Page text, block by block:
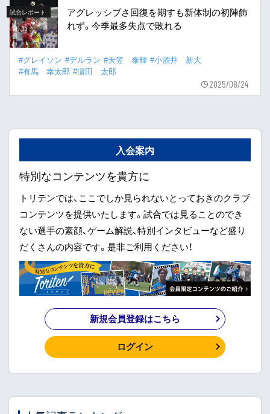
試合レポート
アグレッシブさ回復を期すも新体制の初陣飾
れず。今季最多失点で敗れる
#グレイソン #デルラン #天笠 泰輝 #小酒井 新大
#有馬 幸太郎 #濵田 太郎
2025/08/24
入会案内
特別なコンテンツを貴方に
トリテンでは、ここでしか見られないとっておきのクラブ
コンテンツを提供いたします。試合では見ることのでき
ない選手の素顔、ゲーム解説、特別インタビューなど盛り
だくさんの内容です。是非ご利用ください！
新規会員登録はこちら
ログイン